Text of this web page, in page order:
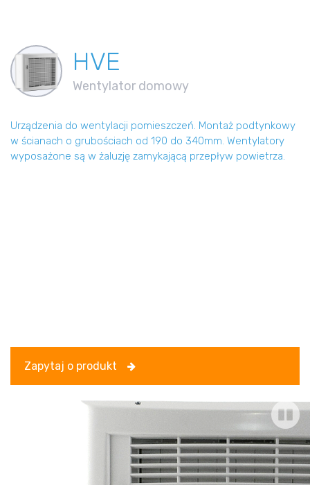
HVE
Wentylator domowy
Urządzenia do wentylacji pomieszczeń. Montaż podtynkowy
w ścianach o grubościach od 190 do 340mm. Wentylatory
wyposażone są w żaluzję zamykającą przepływ powietrza.
Zapytaj o produkt